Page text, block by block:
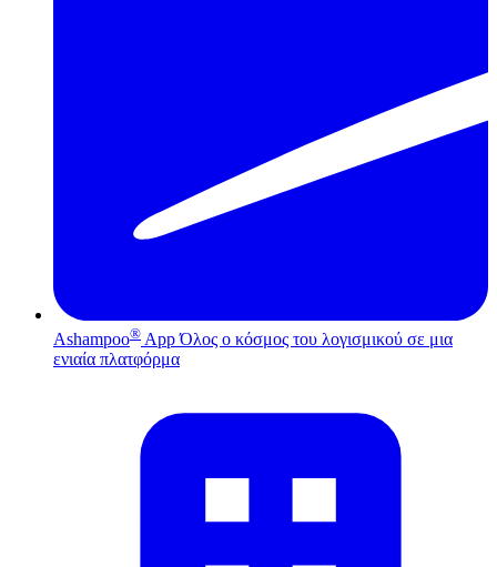
Ashampoo® App Όλος ο κόσμος του λογισμικού σε μια
ενιαία πλατφόρμα